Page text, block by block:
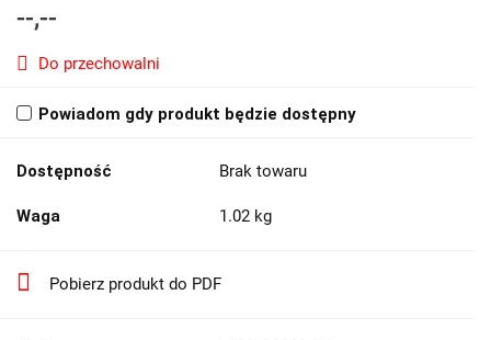
--,--
Do przechowalni
Powiadom gdy produkt będzie dostępny
Dostępność Brak towaru
Waga 1.02 kg
Pobierz produkt do PDF